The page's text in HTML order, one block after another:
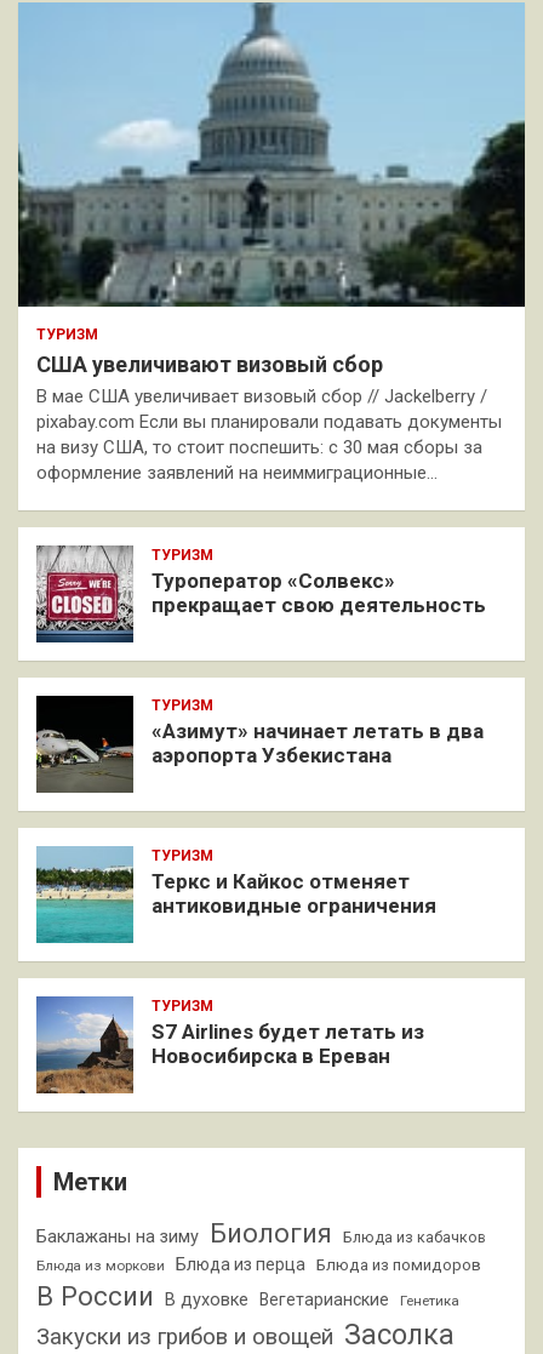
ТУРИЗМ
США увеличивают визовый сбор
В мае США увеличивает визовый сбор // Jackelberry /
pixabay.com Если вы планировали подавать документы
на визу США, то стоит поспешить: с 30 мая сборы за
оформление заявлений на неиммиграционные…
ТУРИЗМ
Туроператор «Солвекс»
прекращает свою деятельность
ТУРИЗМ
«Азимут» начинает летать в два
аэропорта Узбекистана
ТУРИЗМ
Теркс и Кайкос отменяет
антиковидные ограничения
ТУРИЗМ
S7 Airlines будет летать из
Новосибирска в Ереван
Метки
Баклажаны на зиму Биология Блюда из кабачков
Блюда из моркови Блюда из перца Блюда из помидоров
В России В духовке Вегетарианские Генетика
Закуски из грибов и овощей Засолка